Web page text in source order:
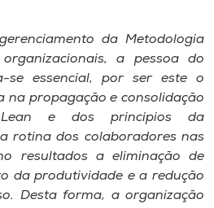
da Metodologia
a pessoa do
se essencial, por ser este o
na propagação e consolidação
Lean e dos princípios da
rotina dos colaboradores nas
resultados a eliminação de
da produtividade e a redução
Desta forma, a organização